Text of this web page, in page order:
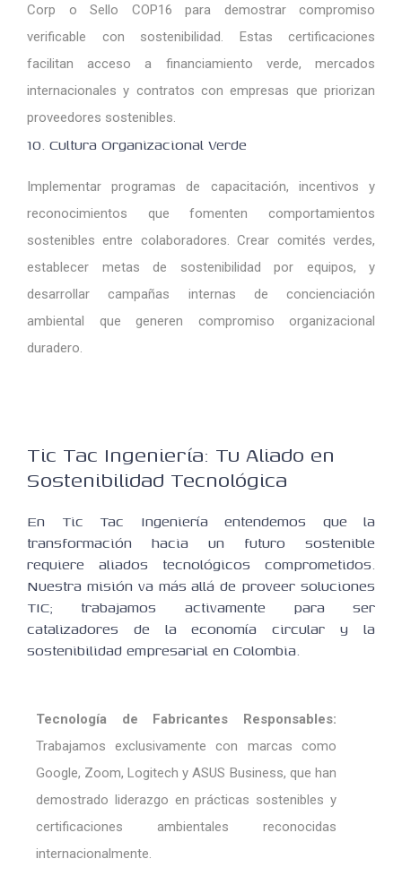
Corp o Sello COP16 para demostrar compromiso
verificable con sostenibilidad. Estas certificaciones
facilitan acceso a financiamiento verde, mercados
internacionales y contratos con empresas que priorizan
proveedores sostenibles.
10. Cultura Organizacional Verde
Implementar programas de capacitación, incentivos y
reconocimientos que fomenten comportamientos
sostenibles entre colaboradores. Crear comités verdes,
establecer metas de sostenibilidad por equipos, y
desarrollar campañas internas de concienciación
ambiental que generen compromiso organizacional
duradero.
Tic Tac Ingeniería: Tu Aliado en
Sostenibilidad Tecnológica
En Tic Tac Ingeniería entendemos que la
transformación hacia un futuro sostenible
requiere aliados tecnológicos comprometidos.
Nuestra misión va más allá de proveer soluciones
TIC; trabajamos activamente para ser
catalizadores de la economía circular y la
sostenibilidad empresarial en Colombia.
Tecnología de Fabricantes Responsables:
Trabajamos exclusivamente con marcas como
Google, Zoom, Logitech y ASUS Business, que han
demostrado liderazgo en prácticas sostenibles y
certificaciones ambientales reconocidas
internacionalmente.